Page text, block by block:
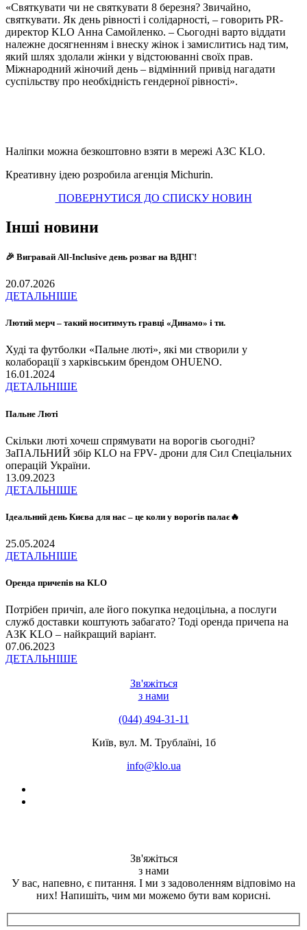
«Святкувати чи не святкувати 8 березня? Звичайно,
святкувати. Як день рівності і солідарності, – говорить PR-
директор KLO Анна Самойленко. – Сьогодні варто віддати
належне досягненням і внеску жінок і замислитись над тим,
який шлях здолали жінки у відстоюванні своїх прав.
Міжнародний жіночий день – відмінний привід нагадати
суспільству про необхідність гендерної рівності».
Наліпки можна безкоштовно взяти в мережі АЗС KLO.
Креативну ідею розробила агенція Michurin.
ПОВЕРНУТИСЯ ДО СПИСКУ НОВИН
Інші новини
🎉 Вигравай All-Inclusive день розваг на ВДНГ!
20.07.2026
ДЕТАЛЬНІШЕ
Лютий мерч – такий носитимуть гравці «Динамо» і ти.
Худі та футболки «Пальне люті», які ми створили у
колаборації з харківським брендом OHUENO.
16.01.2024
ДЕТАЛЬНІШЕ
Пальне Люті
Скільки люті хочеш спрямувати на ворогів сьогодні?
ЗаПАЛЬНИЙ збір KLO на FPV- дрони для Сил Спеціальних
операцій України.
13.09.2023
ДЕТАЛЬНІШЕ
Ідеальний день Києва для нас – це коли у ворогів палає🔥
25.05.2024
ДЕТАЛЬНІШЕ
Оренда причепів на KLO
Потрібен причіп, але його покупка недоцільна, а послуги
служб доставки коштують забагато? Тоді оренда причепа на
АЗК KLO – найкращий варіант.
07.06.2023
ДЕТАЛЬНІШЕ
Зв'яжіться
з нами
(044) 494-31-11
Київ, вул. М. Трублаїні, 1б
info@klo.ua
Зв'яжіться
з нами
У вас, напевно, є питання. І ми з задоволенням відповімо на
них! Напишіть, чим ми можемо бути вам корисні.